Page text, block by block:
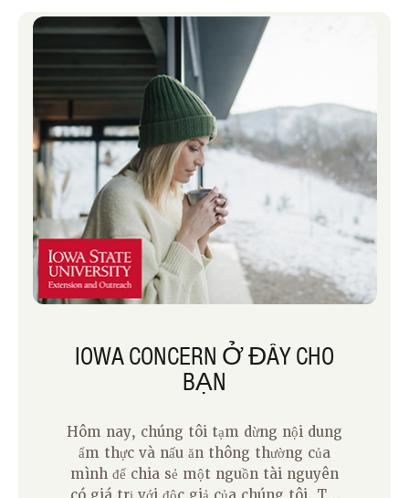
xuất hiện. Và tin tôi đi, đó không chỉ là
một lớp học khác mà còn là một yếu tố
thay đổi cuộc chơi.
IOWA CONCERN Ở ĐÂY CHO
BẠN
Hôm nay, chúng tôi tạm dừng nội dung
ẩm thực và nấu ăn thông thường của
mình để chia sẻ một nguồn tài nguyên